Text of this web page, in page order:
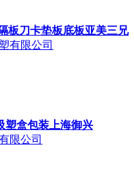
板刀卡垫板底板亚美三兄
有限公司
塑盒包装上海御兴
限公司